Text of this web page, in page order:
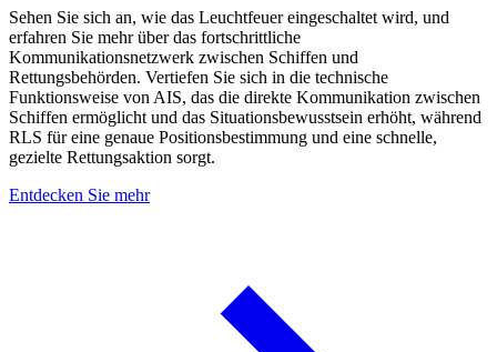
Sehen Sie sich an, wie das Leuchtfeuer eingeschaltet wird, und
erfahren Sie mehr über das fortschrittliche
Kommunikationsnetzwerk zwischen Schiffen und
Rettungsbehörden. Vertiefen Sie sich in die technische
Funktionsweise von AIS, das die direkte Kommunikation zwischen
Schiffen ermöglicht und das Situationsbewusstsein erhöht, während
RLS für eine genaue Positionsbestimmung und eine schnelle,
gezielte Rettungsaktion sorgt.
Entdecken Sie mehr